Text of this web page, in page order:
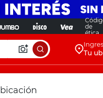
de
ética
Tu